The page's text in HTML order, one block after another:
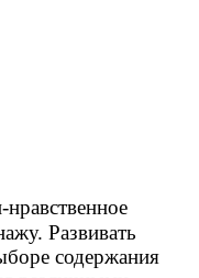
нравственное
Развивать
содержания